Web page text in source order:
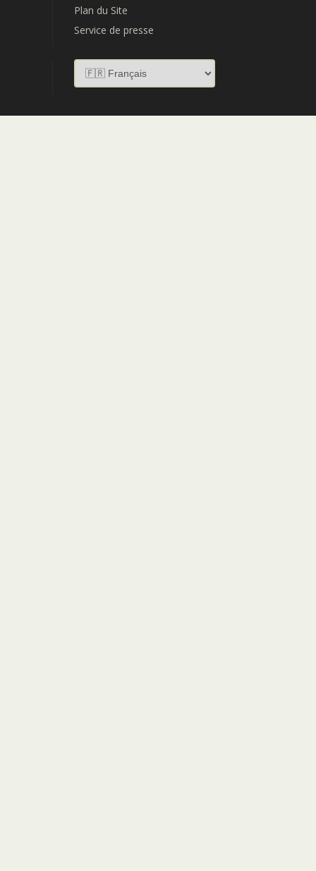
Plan du Site
Service de presse